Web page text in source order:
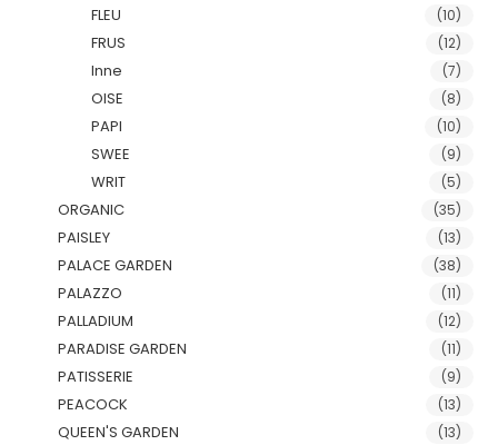
FLEU (10)
FRUS (12)
Inne (7)
OISE (8)
PAPI (10)
SWEE (9)
WRIT (5)
ORGANIC (35)
PAISLEY (13)
PALACE GARDEN (38)
PALAZZO (11)
PALLADIUM (12)
PARADISE GARDEN (11)
PATISSERIE (9)
PEACOCK (13)
QUEEN'S GARDEN (13)